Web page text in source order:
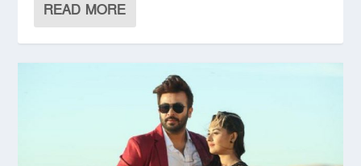
READ MORE